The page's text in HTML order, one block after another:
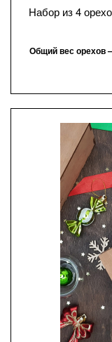
Набор из 4
Общий вес орехов